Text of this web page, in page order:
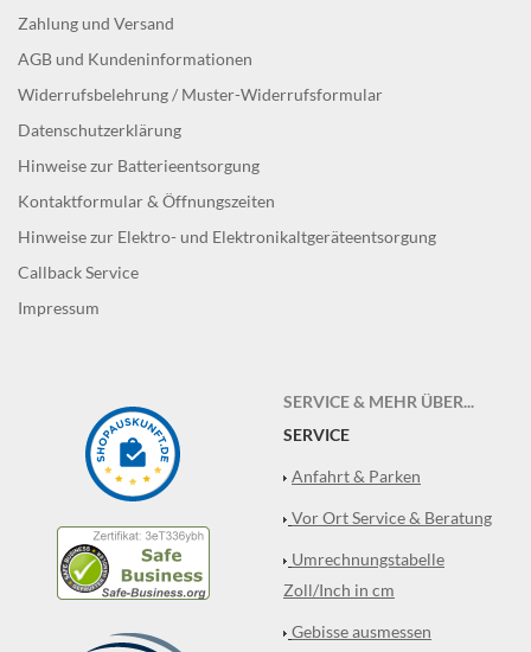
Zahlung und Versand
AGB und Kundeninformationen
Widerrufsbelehrung / Muster-Widerrufsformular
Datenschutzerklärung
Hinweise zur Batterieentsorgung
Kontaktformular & Öffnungszeiten
Hinweise zur Elektro- und Elektronikaltgeräteentsorgung
Callback Service
Impressum
SERVICE & MEHR ÜBER...
SERVICE
Anfahrt & Parken
Vor Ort Service & Beratung
Umrechnungstabelle
Zoll/Inch in cm
Gebisse ausmessen